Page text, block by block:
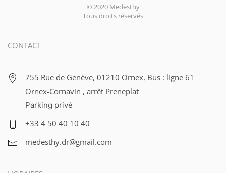
© 2020 Medesthy
Tous droits réservés
CONTACT
755 Rue de Genève, 01210 Ornex, Bus : ligne 61
Ornex-Cornavin , arrêt Preneplat
Parking privé
+33 4 50 40 10 40
medesthy.dr@gmail.com